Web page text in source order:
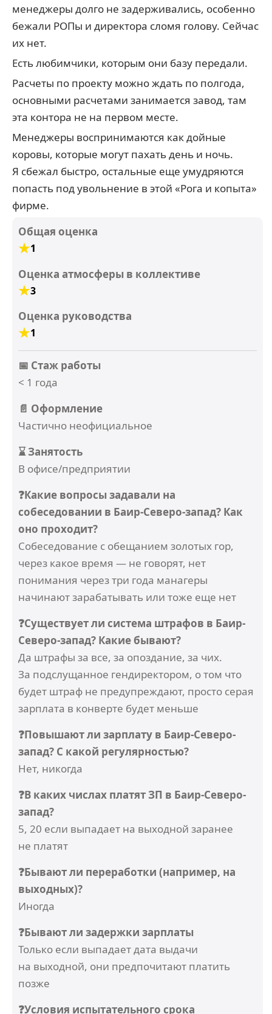
менеджеры долго не задерживались, особенно
бежали РОПы и директора сломя голову. Сейчас
их нет.
Есть любимчики, которым они базу передали.
Расчеты по проекту можно ждать по полгода,
основными расчетами занимается завод, там
эта контора не на первом месте.
Менеджеры воспринимаются как дойные
коровы, которые могут пахать день и ночь.
Я сбежал быстро, остальные еще умудряются
попасть под увольнение в этой «Рога и копыта»
фирме.
Общая оценка
1
Оценка атмосферы в коллективе
3
Оценка руководства
1
📅 Стаж работы
< 1 года
📄 Оформление
Частично неофициальное
⌛ Занятость
В офисе/предприятии
❓Какие вопросы задавали на
собеседовании в Баир-Северо-запад? Как
оно проходит?
Собеседование с обещанием золотых гор,
через какое время — не говорят, нет
понимания через три года манагеры
начинают зарабатывать или тоже еще нет
❓Существует ли система штрафов в Баир-
Северо-запад? Какие бывают?
Да штрафы за все, за опоздание, за чих.
За подслущанное гендиректором, о том что
будет штраф не предупреждают, просто серая
зарплата в конверте будет меньше
❓Повышают ли зарплату в Баир-Северо-
запад? С какой регулярностью?
Нет, никогда
❓В каких числах платят ЗП в Баир-Северо-
запад?
5, 20 если выпадает на выходной заранее
не платят
❓Бывают ли переработки (например, на
выходных)?
Иногда
❓Бывают ли задержки зарплаты
Только если выпадает дата выдачи
на выходной, они предпочитают платить
позже
❓Условия испытательного срока